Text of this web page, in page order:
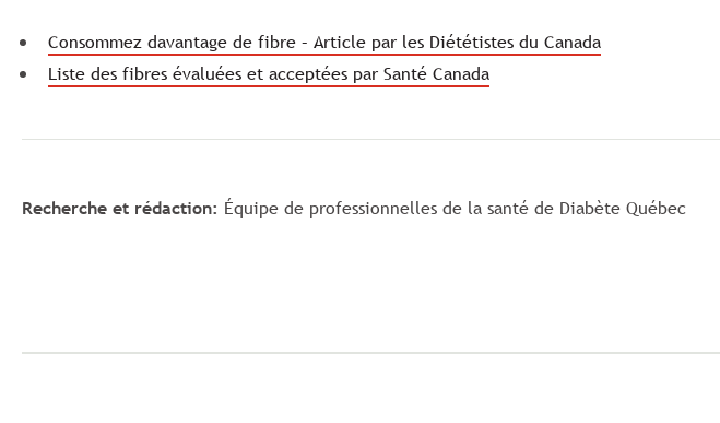
Consommez davantage de fibre – Article par les Diététistes du Canada
Liste des fibres évaluées et acceptées par Santé Canada
Recherche et rédaction: Équipe de professionnelles de la santé de Diabète Québec